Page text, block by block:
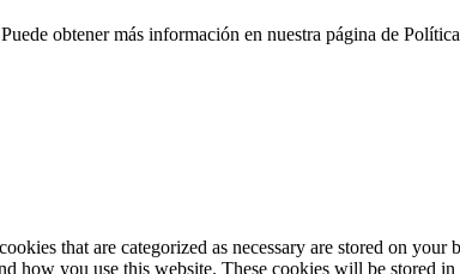
obtener más información en nuestra página de
that are categorized as necessary are stored on your
how you use this website. These cookies will be stored